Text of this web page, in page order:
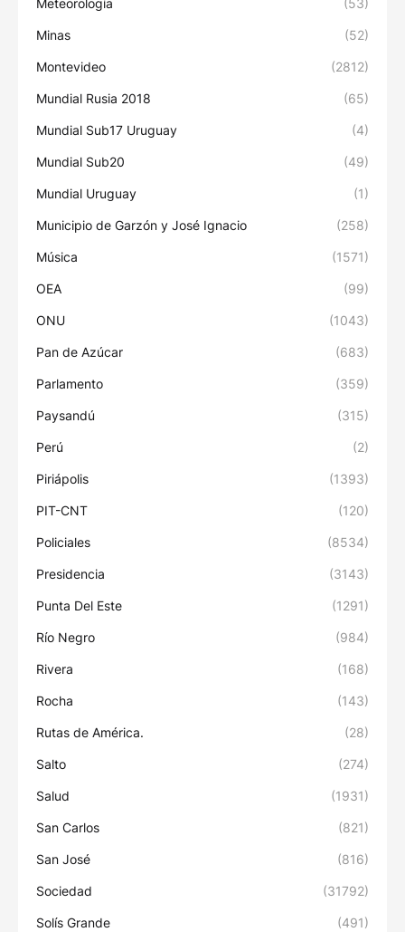
Meteorología (53)
Minas (52)
Montevideo (2812)
Mundial Rusia 2018 (65)
Mundial Sub17 Uruguay (4)
Mundial Sub20 (49)
Mundial Uruguay (1)
Municipio de Garzón y José Ignacio (258)
Música (1571)
OEA (99)
ONU (1043)
Pan de Azúcar (683)
Parlamento (359)
Paysandú (315)
Perú (2)
Piriápolis (1393)
PIT-CNT (120)
Policiales (8534)
Presidencia (3143)
Punta Del Este (1291)
Río Negro (984)
Rivera (168)
Rocha (143)
Rutas de América. (28)
Salto (274)
Salud (1931)
San Carlos (821)
San José (816)
Sociedad (31792)
Solís Grande (491)